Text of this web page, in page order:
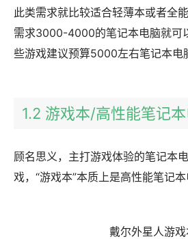
此类需求就比较适合轻薄本或者全
需求3000-4000的笔记本电脑就可
些游戏建议预算5000左右笔记本电
1.2 游戏本/高性能笔记
顾名思义，主打游戏体验的笔记本
戏，“游戏本”本质上是高性能笔记本
戴尔外星人游